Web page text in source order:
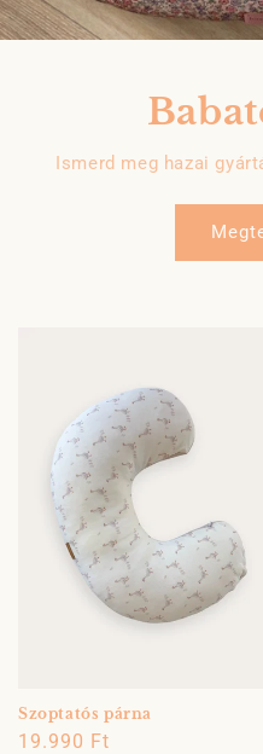
Ismerd meg hazai
Szoptatós párna
Normál
19.990 Ft